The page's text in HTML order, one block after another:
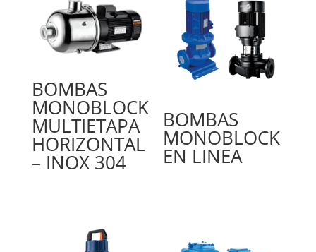
BOMBAS
MONOBLOCK
MULTIETAPA
HORIZONTAL
– INOX 304
BOMBAS
MONOBLOCK
EN LINEA